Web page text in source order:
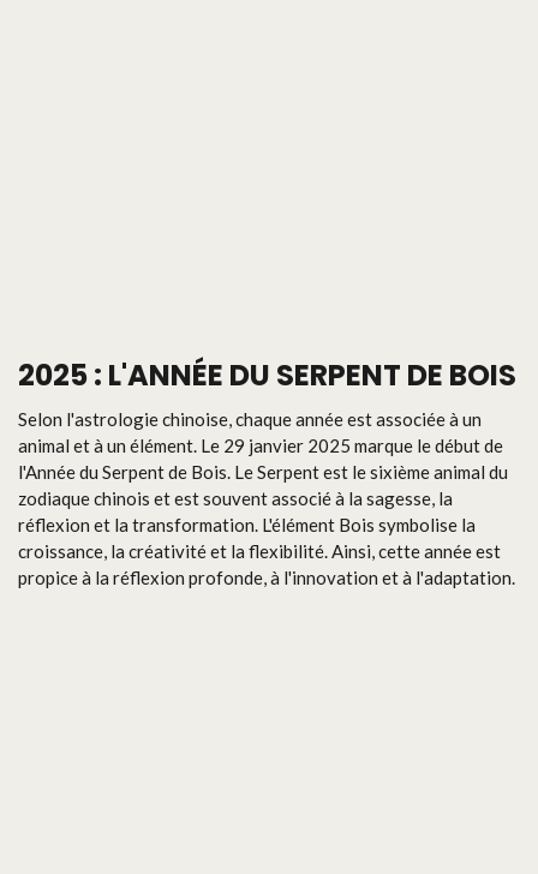
2025 : L'ANNÉE DU SERPENT DE BOIS
Selon l'astrologie chinoise, chaque année est associée à un
animal et à un élément. Le 29 janvier 2025 marque le début de
l'Année du Serpent de Bois. Le Serpent est le sixième animal du
zodiaque chinois et est souvent associé à la sagesse, la
réflexion et la transformation. L'élément Bois symbolise la
croissance, la créativité et la flexibilité. Ainsi, cette année est
propice à la réflexion profonde, à l'innovation et à l'adaptation.